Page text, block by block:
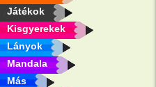
Játékok
Kisgyerekek
Lányok
Mandala
Más